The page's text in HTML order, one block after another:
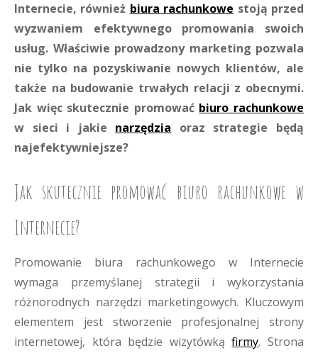
Internecie, również biura rachunkowe stoją przed
wyzwaniem efektywnego promowania swoich
usług. Właściwie prowadzony marketing pozwala
nie tylko na pozyskiwanie nowych klientów, ale
także na budowanie trwałych relacji z obecnymi.
Jak więc skutecznie promować biuro rachunkowe
w sieci i jakie narzędzia oraz strategie będą
najefektywniejsze?
Jak skutecznie promować biuro rachunkowe w
Internecie?
Promowanie biura rachunkowego w Internecie
wymaga przemyślanej strategii i wykorzystania
różnorodnych narzędzi marketingowych. Kluczowym
elementem jest stworzenie profesjonalnej strony
internetowej, która będzie wizytówkąfirmy. Strona